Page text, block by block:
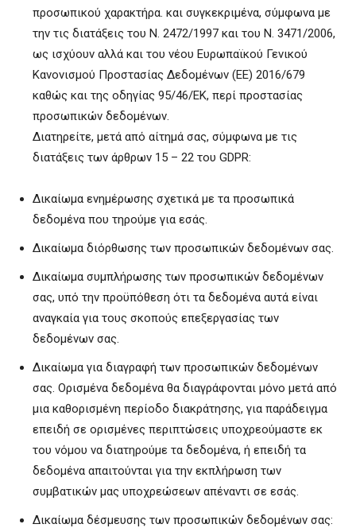
προσωπικού χαρακτήρα. και συγκεκριμένα, σύμφωνα με
την τις διατάξεις του Ν. 2472/1997 και του Ν. 3471/2006,
ως ισχύουν αλλά και του νέου Ευρωπαϊκού Γενικού
Κανονισμού Προστασίας Δεδομένων (ΕΕ) 2016/679
καθώς και της οδηγίας 95/46/ΕΚ, περί προστασίας
προσωπικών δεδομένων.
Διατηρείτε, μετά από αίτημά σας, σύμφωνα με τις
διατάξεις των άρθρων 15 – 22 του GDPR:
Δικαίωμα ενημέρωσης σχετικά με τα προσωπικά
δεδομένα που τηρούμε για εσάς.
Δικαίωμα διόρθωσης των προσωπικών δεδομένων σας.
Δικαίωμα συμπλήρωσης των προσωπικών δεδομένων
σας, υπό την προϋπόθεση ότι τα δεδομένα αυτά είναι
αναγκαία για τους σκοπούς επεξεργασίας των
δεδομένων σας.
Δικαίωμα για διαγραφή των προσωπικών δεδομένων
σας. Ορισμένα δεδομένα θα διαγράφονται μόνο μετά από
μια καθορισμένη περίοδο διακράτησης, για παράδειγμα
επειδή σε ορισμένες περιπτώσεις υποχρεούμαστε εκ
του νόμου να διατηρούμε τα δεδομένα, ή επειδή τα
δεδομένα απαιτούνται για την εκπλήρωση των
συμβατικών μας υποχρεώσεων απέναντι σε εσάς.
Δικαίωμα δέσμευσης των προσωπικών δεδομένων σας: